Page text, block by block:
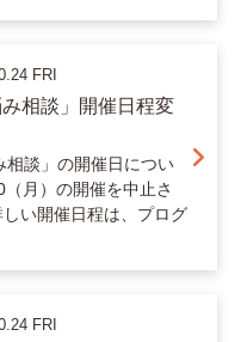
FRI
み相談」開催日程変
談」の開催日につい
月）の開催を中止さ
い開催日程は、プログ
FRI